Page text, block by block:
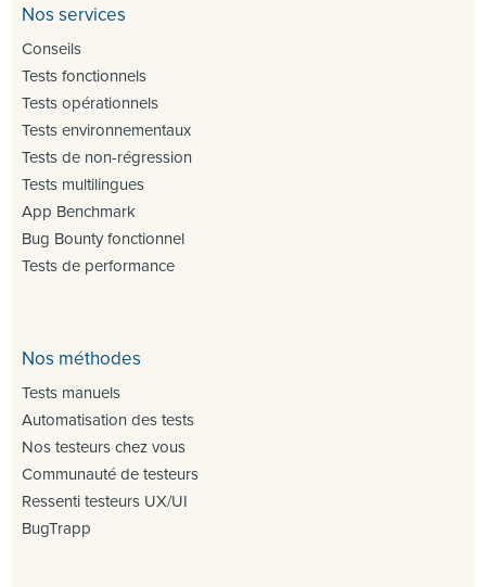
Nos services
Conseils
Tests fonctionnels
Tests opérationnels
Tests environnementaux
Tests de non-régression
Tests multilingues
App Benchmark
Bug Bounty fonctionnel
Tests de performance
Nos méthodes
Tests manuels
Automatisation des tests
Nos testeurs chez vous
Communauté de testeurs
Ressenti testeurs UX/UI
BugTrapp